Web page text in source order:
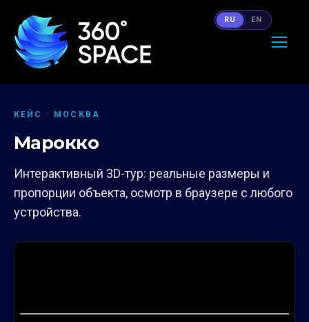
КЕЙС · МОСКВА
Марокко
Интерактивный 3D-тур: реальные размеры и
пропорции объекта, осмотр в браузере с любого
устройства.
RU EN